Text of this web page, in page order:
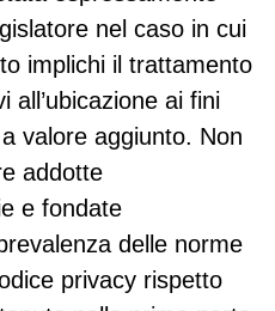
nel caso in cui
implichi il trattamento
all’ubicazione ai fini
valore aggiunto. Non
addotte
e fondate
delle norme
privacy rispetto